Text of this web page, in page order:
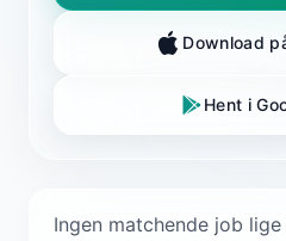
Download
Hent i
Ingen matchende job